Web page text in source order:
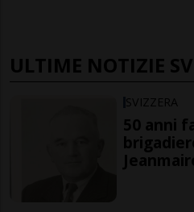
ULTIME NOTIZIE
SVIZZERA
50 anni